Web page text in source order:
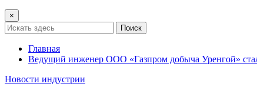
×
Поиск
Главная
Ведущий инженер ООО «Газпром добыча Уренгой»
Новости индустрии